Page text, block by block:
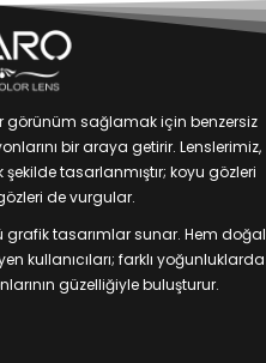
görünüm sağlamak için benzersiz
bir araya getirir. Lenslerimiz,
tasarlanmıştır; koyu gözleri
de vurgular.
grafik tasarımlar sunar. Hem doğal
kullanıcıları; farklı yoğunluklarda
güzelliğiyle buluşturur.